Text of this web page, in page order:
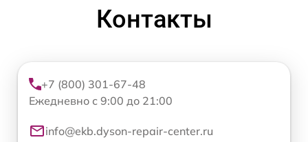
Контакты
+7 (800) 301-67-48
Ежедневно с 9:00 до 21:00
info@ekb.dyson-repair-center.ru